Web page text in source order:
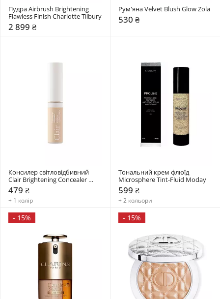
Пудра Airbrush Brightening
Flawless Finish Charlotte Tilbury
2 899 ₴
Рум'яна Velvet Blush Glow Zola
530 ₴
Консилер світловідбивний
Clair Brightening Concealer
Paese
479 ₴
+ 1 колір
Тональний крем флюїд
Microsphere Tint-Fluid Moday
599 ₴
+ 2 кольори
- 15% - 15%